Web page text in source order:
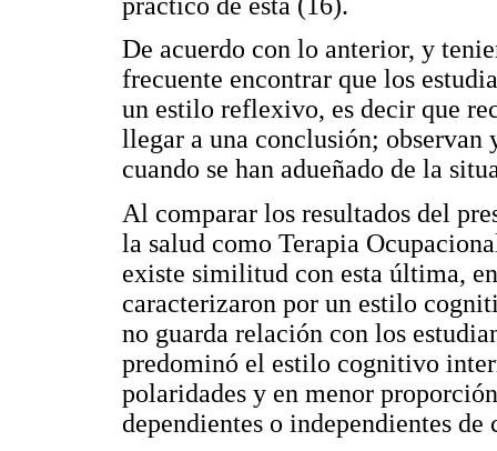
De acuerdo con lo anterior, y
frecuente encontrar que los
un estilo reflexivo, es decir que
llegar a una conclusión; observan
cuando se han adueñado de la
Al comparar los resultados del
la salud como Terapia
existe similitud con esta última,
caracterizaron por un estilo
no guarda relación con los
predominó el estilo cognitivo
polaridades y en menor
dependientes o independientes de